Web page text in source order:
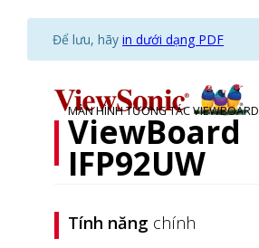
Để lưu, hãy in dưới dạng PDF
MÀN HÌNH TƯƠNG TÁC VIEWBOARD
ViewBoard
IFP92UW
Tính năng chính